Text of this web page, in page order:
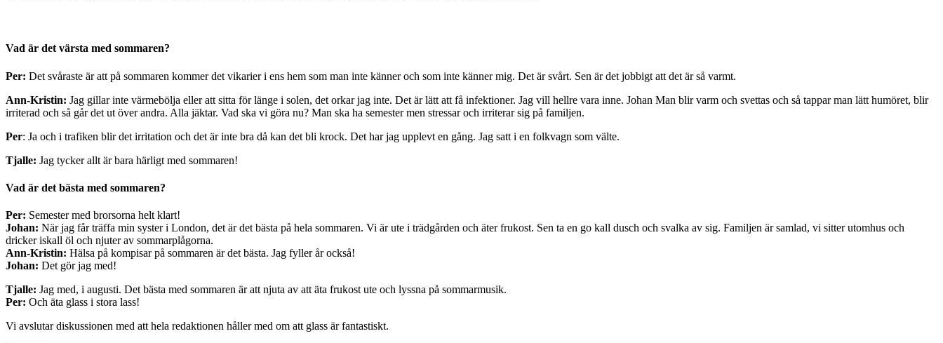
Vad är det värsta med sommaren?
Per: Det svåraste är att på sommaren kommer det vikarier i ens hem som man inte känner och som inte känner mig. Det är svårt. Sen är det jobbigt att det är så varmt.
Ann-Kristin: Jag gillar inte värmebölja eller att sitta för länge i solen, det orkar jag inte. Det är lätt att få infektioner. Jag vill hellre vara inne. Johan Man blir varm och svettas och så tappar man lätt humöret, blir
irriterad och så går det ut över andra. Alla jäktar. Vad ska vi göra nu? Man ska ha semester men stressar och irriterar sig på familjen.
Per: Ja och i trafiken blir det irritation och det är inte bra då kan det bli krock. Det har jag upplevt en gång. Jag satt i en folkvagn som välte.
Tjalle: Jag tycker allt är bara härligt med sommaren!
Vad är det bästa med sommaren?
Per: Semester med brorsorna helt klart!
Johan: När jag får träffa min syster i London, det är det bästa på hela sommaren. Vi är ute i trädgården och äter frukost. Sen ta en go kall dusch och svalka av sig. Familjen är samlad, vi sitter utomhus och
dricker iskall öl och njuter av sommarplågorna.
Ann-Kristin: Hälsa på kompisar på sommaren är det bästa. Jag fyller år också!
Johan: Det gör jag med!
Tjalle: Jag med, i augusti. Det bästa med sommaren är att njuta av att äta frukost ute och lyssna på sommarmusik.
Per: Och äta glass i stora lass!
Vi avslutar diskussionen med att hela redaktionen håller med om att glass är fantastiskt.